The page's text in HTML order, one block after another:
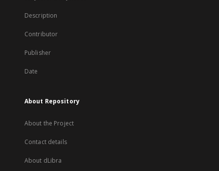
Description
Contributor
Publisher
Date
About Repository
About the Project
Contact details
About dLibra